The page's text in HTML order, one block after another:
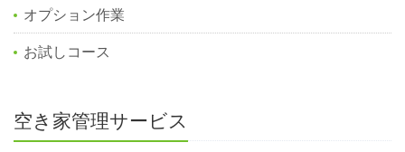
オプション作業
お試しコース
空き家管理サービス